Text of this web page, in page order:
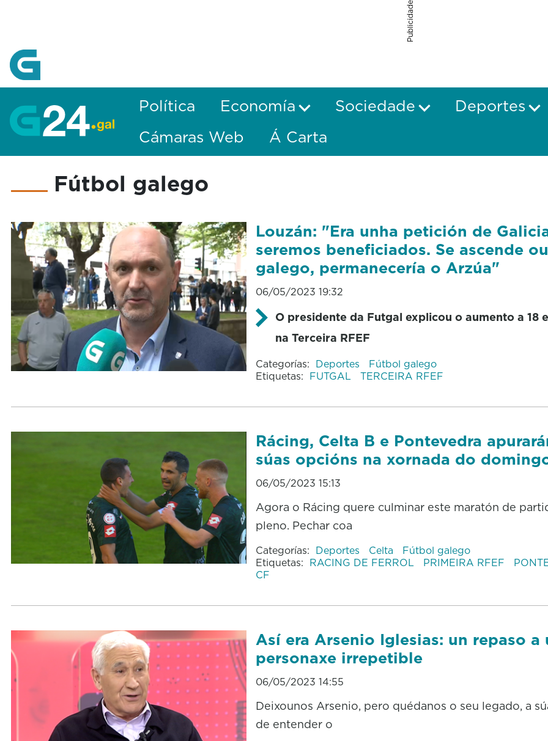
Publicidade
Política Economía Sociedade Deportes
Cámaras Web
Á Carta
Fútbol galego
Louzán: "Era unha petición de
seremos beneficiados. Se ascende
galego, permanecería o Arzúa"
06/05/2023 19:32
O presidente da Futgal explicou o aumento a 18
na Terceira RFEF
Categorías: Deportes
Fútbol galego
Etiquetas: FUTGAL TERCEIRA RFEF
Rácing, Celta B e Pontevedra
súas opcións na xornada do
06/05/2023 15:13
Agora o Rácing quere culminar este maratón de
pleno. Pechar coa
Categorías: Deportes Celta
Fútbol galego
Etiquetas: RACING DE FERROL PRIMEIRA RFEF
CF
Así era Arsenio Iglesias: un repaso a
personaxe irrepetible
06/05/2023 14:55
Deixounos Arsenio, pero quédanos o seu legado, a
de entender o